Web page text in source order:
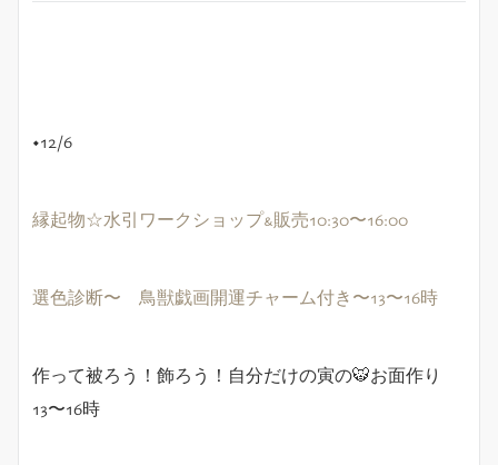
◆12/6
縁起物☆水引ワークショップ&販売10:30〜16:00
選色診断〜 鳥獣戯画開運チャーム付き〜13〜16時
作って被ろう！飾ろう！自分だけの寅の🐯お面作り
13〜16時